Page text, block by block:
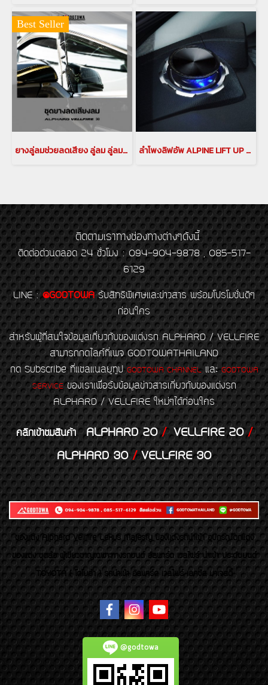
Best Seller
ยางลู่ลมช่วยลดเสียง ลู่ลม ลู่ลมอัลพาร์ด ลู่ลมเวลไฟร์ ลดเสียง อุปกรณลดเสียงรบกวนสำหรับรถอัลพาร์ด เวลไฟร์ กันเสียงลม ลดเสียงรบกวน(copy) ลำโพงลิฟอัพ ALPINE LIFT UP SPEAKER X3-180S-LUP-LP2 ลำโพงลิฟอัพ ALPINE LIFT UP SPEAKER ลำโพงLIFT UP ลำโพง ALPINE ลำโพงรถนำเข้า อุปกรณ์เเต่งรถนำเข้า ลำโพงprado PRADO SPEAKER ลำโพง pop up เครื่องเสียงติดรถยนต์
ติดตามเราทางช่องทางต่างๆดังนี้
ติดต่อด่วนตลอด 24 ชั่วโมง : 094-904-9878 , 085-517-
6129
LINE : @GODTOWA รับสิทธิพิเศษและข่าวสาร พร้อมโปรโมชั่นดีๆ
ก่อนใคร
สำหรับผู้ที่สนใจข้อมูลเกี่ยวกับของแต่งรถ ALPHARD / VELLFIRE
สามารถกดไลค์ที่เพจ GODTOWATHAILAND
กด Subscribe ที่แชลแนลยูทูป GODTOWA CHANNELและGODTOWA
SERVICEของเราเพื่อรับข้อมูลข่าวสารเกี่ยวกับของแต่งรถ
ALPHARD / VELLFIRE ใหม่ๆได้ก่อนใคร
คลิกเข้าชมสินค้า ALPHARD 20/VELLFIRE 20/
ALPHARD 30/VELLFIRE 30
ของเเต่ง Alphard Vellfire Lexus Majesty ของเเต่งรถนำเข้า อุปกรณ์ตกแต่ง
ของแต่ง ชุดล้อ ผู้เชี่ยวชาญเฉพาะทางรถยนต์ อัลพาร์ด เวลไฟร์ นำเข้า ประดับยนต์
TOYOTA ( โตโยต้า ) รถนำเข้า อัลพาร์ด เวลไฟร์ เลกซัส มาเจสตี้
@godtowa